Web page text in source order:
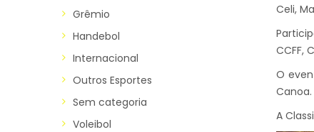
Grêmio
Handebol
Internacional
Outros Esportes
Sem categoria
Voleibol
Celi,
CCFF,
O
Canoa.
A